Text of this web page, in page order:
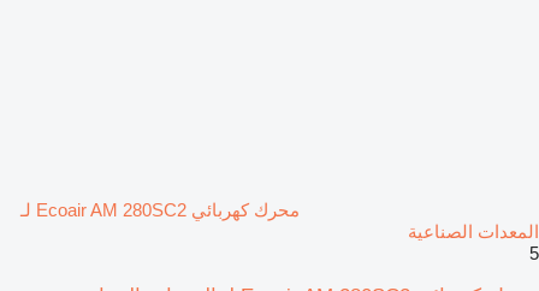
محرك كهربائي Ecoair AM 280SC2 لـ
المعدات الصناعية
5